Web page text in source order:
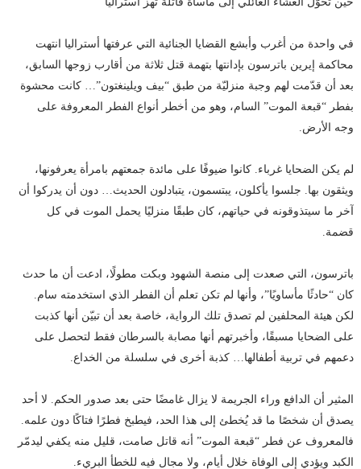
في واحدة من أغرب وأبشع القضايا الجنائية التي عرفتها أستراليا انتهت
محاكمة إيرين باترسون بإدانتها بتهمة قتل ثلاثة من أقارب زوجها السابق،
بعد أن قدّمت لهم وجبة منزليّة من طبق “بيف ويلينغتون”… كانت محشوة
بفطر “قبعة الموت” السام، وهو من أخطر أنواع الفطر المعروفة على
وجه الأرض.
لم يكن الضحايا غرباء. كانوا ضيوفًا على مائدة جمعتهم بامرأة يعرفونها،
ويثقون بها. جلسوا يأكلون، يبتسمون، يتبادلون الحديث… دون أن يدركوا أن
آخر ما سيتذوقونه في حياتهم، كان طبقًا منزليًا يحمل الموت في كل
قضمة.
باترسون، التي صعدت إلى منصة الشهود وبكت مطولًا، ادعت أن ما حدث
كان “حادثًا مأساويًا”، وأنها لم تكن تعلم أن الفطر الذي استخدمته سام.
لكن هيئة المحلفين لم تصدق تلك الرواية، خاصة بعد أن تبيّن أنها كذبت
على الضحايا مسبقًا، وأخبرتهم أنها مصابة بالسرطان فقط لتحصل على
دعمهم في تربية أطفالها… كذبة أخرى في سلسلة من الخداع.
المثير أن الدافع وراء الجريمة لا يزال غامضًا حتى بعد صدور الحكم. لا أحد
يصدق أن شخصًا ما قد يُخطئ إلى هذا الحد، فيطبخ فطرًا فتاكًا دون علمه.
فالمعروف عن فطر “قبعة الموت” أنه قاتل صامت، قليل منه يكفي ليدمّر
الكبد ويؤدي إلى الوفاة خلال أيام، ولا مجال فيه للخطأ البريء.